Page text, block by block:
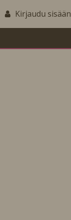
Kirjaudu sisään